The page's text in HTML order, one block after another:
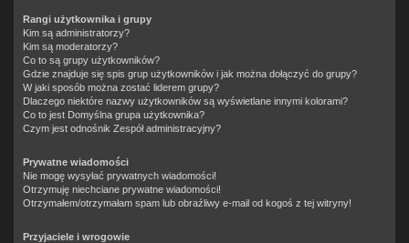
Rangi użytkownika i grupy
Kim są administratorzy?
Kim są moderatorzy?
Co to są grupy użytkowników?
Gdzie znajduje się spis grup użytkowników i jak można dołączyć do grupy?
W jaki sposób można zostać liderem grupy?
Dlaczego niektóre nazwy użytkowników są wyświetlane innymi kolorami?
Co to jest Domyślna grupa użytkownika?
Czym jest odnośnik Zespół administracyjny?
Prywatne wiadomości
Nie mogę wysyłać prywatnych wiadomości!
Otrzymuję niechciane prywatne wiadomości!
Otrzymałem/otrzymałam spam lub obraźliwy e-mail od kogoś z tej witryny!
Przyjaciele i wrogowie